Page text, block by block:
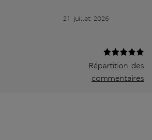
21 juillet 2026
Répartition des
commentaires